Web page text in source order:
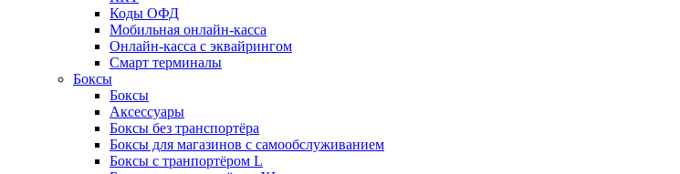
Коды ОФД
Мобильная онлайн-касса
Онлайн-касса с эквайрингом
Смарт терминалы
Боксы
Боксы
Аксессуары
Боксы без транспортёра
Боксы для магазинов с самообслуживанием
Боксы с транпортёром L